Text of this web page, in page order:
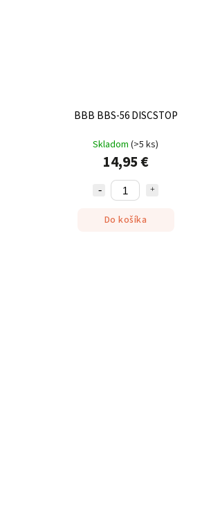
BBB BBS-56 DISCSTOP
Skladom(>5 ks)
14,95 €
Do košíka